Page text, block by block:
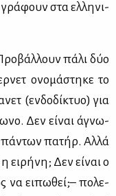
γρά­φουν στα ελ­λη­νι­
πά­λι δύο
ονο­μά­στη­κε το
(εν­δο­δί­κτυο) για
Δεν εί­ναι άγνω­
πά­ντων πα­τήρ. Αλ­λά
ει­ρή­νη; Δεν εί­ναι ο
να ει­πω­θεί;– πο­λε­